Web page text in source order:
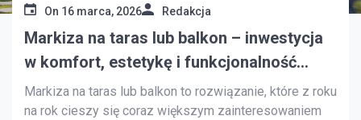
On 16 marca, 2026 Redakcja
Markiza na taras lub balkon – inwestycja
w komfort, estetykę i funkcjonalność
przestrzeni
Markiza na taras lub balkon to rozwiązanie, które z roku
na rok cieszy się coraz większym zainteresowaniem